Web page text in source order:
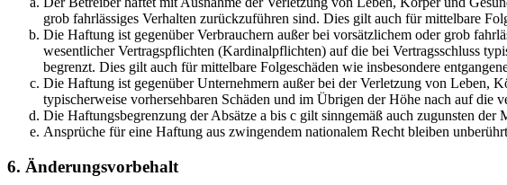
grob fahrlässiges Verhalten zurückzuführen sind. Dies gilt auch für mittelbare
Die Haftung ist gegenüber Verbrauchern außer bei vorsätzlichem oder grob
wesentlicher Vertragspflichten (Kardinalpflichten) auf die bei Vertragsschluss
begrenzt. Dies gilt auch für mittelbare Folgeschäden wie insbesondere
Die Haftung ist gegenüber Unternehmern außer bei der Verletzung von Leben,
typischerweise vorhersehbaren Schäden und im Übrigen der Höhe nach auf die
Die Haftungsbegrenzung der Absätze a bis c gilt sinngemäß auch zugunsten
Ansprüche für eine Haftung aus zwingendem nationalem Recht bleiben
6. Änderungsvorbehalt